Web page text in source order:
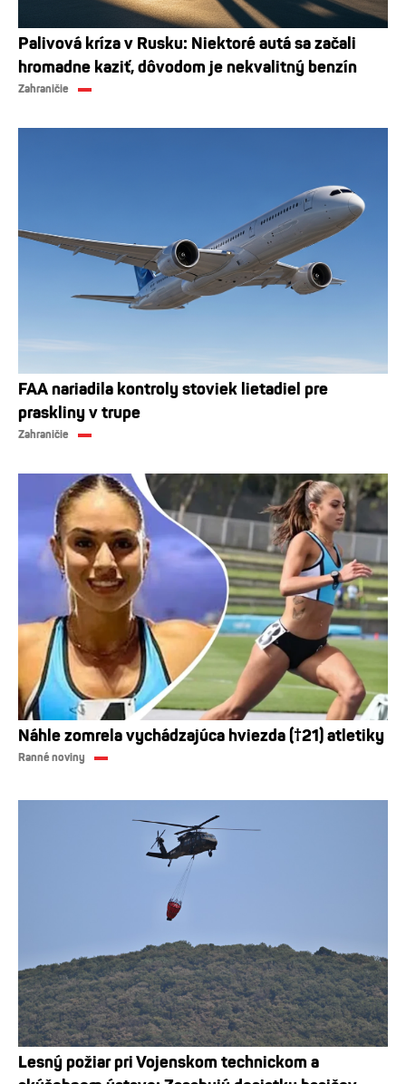
Palivová kríza v Rusku: Niektoré autá sa začali
hromadne kaziť, dôvodom je nekvalitný benzín
Zahraničie
FAA nariadila kontroly stoviek lietadiel pre
praskliny v trupe
Zahraničie
Náhle zomrela vychádzajúca hviezda (†21) atletiky
Ranné noviny
Lesný požiar pri Vojenskom technickom a